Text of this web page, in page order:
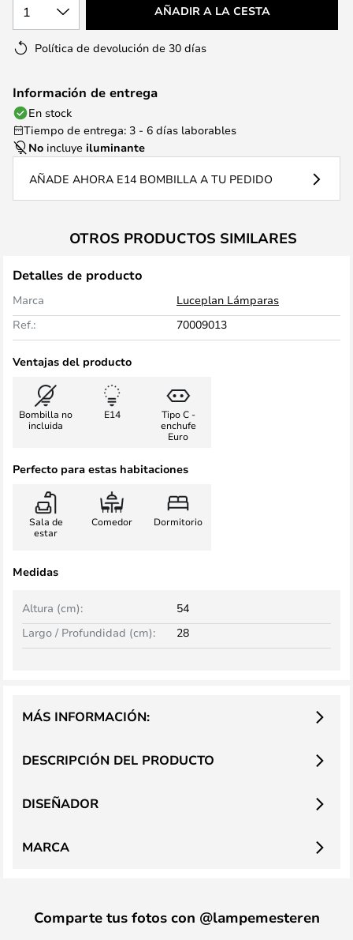
1 AÑADIR A LA CESTA
Política de devolución de 30 días
Información de entrega
En stock
Tiempo de entrega: 3 - 6 días laborables
No incluye iluminante
AÑADE AHORA E14 BOMBILLA A TU PEDIDO
OTROS PRODUCTOS SIMILARES
Detalles de producto
Marca
Luceplan Lámparas
Ref.:
70009013
Ventajas del producto
Bombilla no
incluida
E14
Tipo C -
enchufe
Euro
Perfecto para estas habitaciones
Sala de
estar
Comedor Dormitorio
Medidas
Altura (cm):
54
Largo / Profundidad (cm):
28
DESCRIPCIÓN DEL PRODUCTO
MÁS INFORMACIÓN:
DISEÑADOR
MARCA
Comparte tus fotos con @lampemesteren